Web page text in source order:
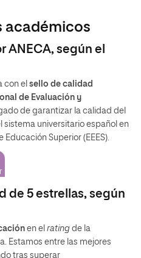
académicos
según el
con el sello de calidad
de Evaluación y
de garantizar la calidad del
sistema universitario español en
Educación Superior (EEES).
de 5 estrellas, según
en el rating de la
Estamos entre las mejores
tras superar